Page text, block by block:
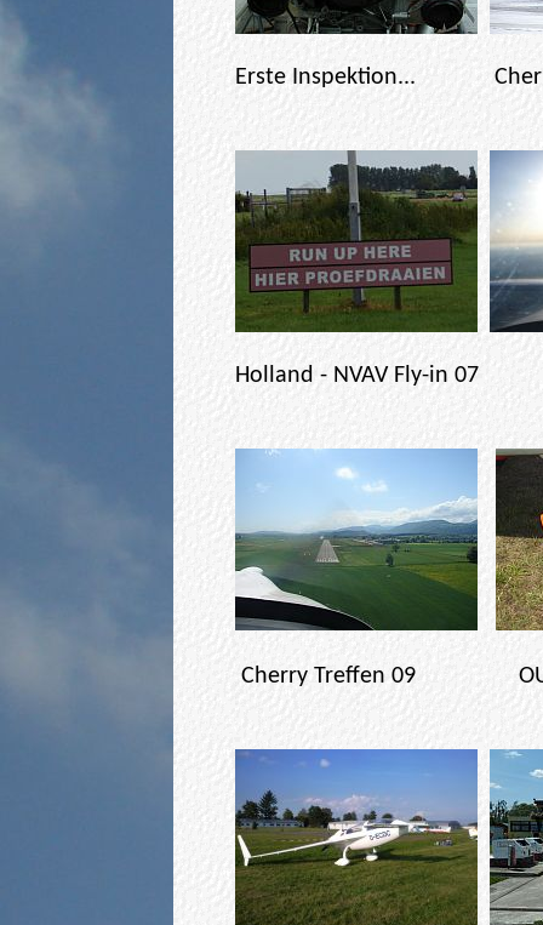
Erste Inspektion...
Holland - NVAV Fly-in 07
Cherry Treffen 09